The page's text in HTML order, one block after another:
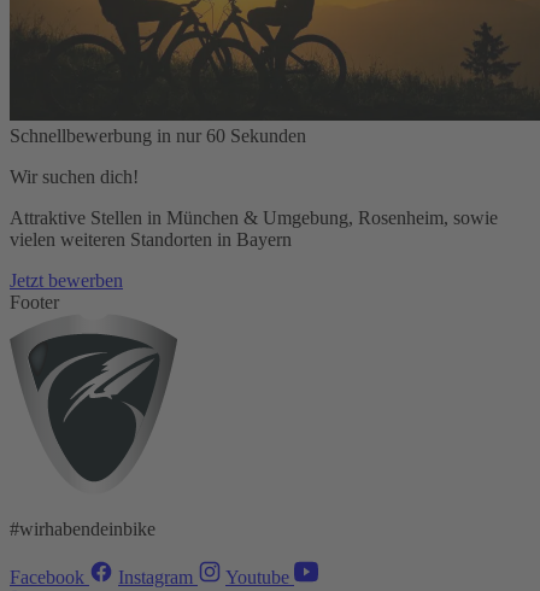
Schnellbewerbung in nur 60 Sekunden
Wir suchen dich!
Attraktive Stellen in München & Umgebung, Rosenheim, sowie
vielen weiteren Standorten in Bayern
Jetzt bewerben
Footer
#wirhabendeinbike
Facebook Instagram Youtube